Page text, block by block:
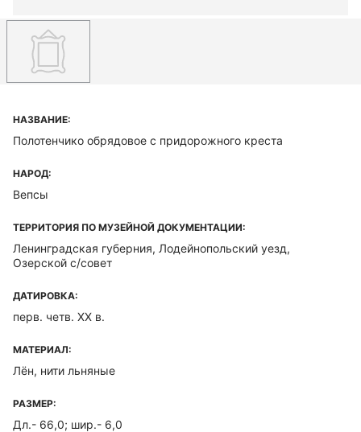
НАЗВАНИЕ:
Полотенчико обрядовое с придорожного креста
НАРОД:
Вепсы
ТЕРРИТОРИЯ ПО МУЗЕЙНОЙ ДОКУМЕНТАЦИИ:
Ленинградская губерния, Лодейнопольский уезд,
Озерской с/совет
ДАТИРОВКА:
перв. четв. XX в.
МАТЕРИАЛ:
Лён, нити льняные
РАЗМЕР:
Дл.- 66,0; шир.- 6,0